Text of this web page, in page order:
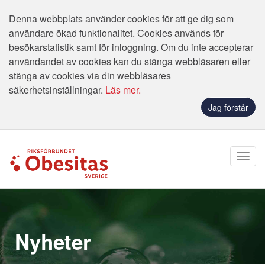
Denna webbplats använder cookies för att ge dig som
användare ökad funktionalitet. Cookies används för
besökarstatistik samt för inloggning. Om du inte accepterar
användandet av cookies kan du stänga webbläsaren eller
stänga av cookies via din webbläsares
säkerhetsinställningar. Läs mer.
Jag förstår
Nyheter